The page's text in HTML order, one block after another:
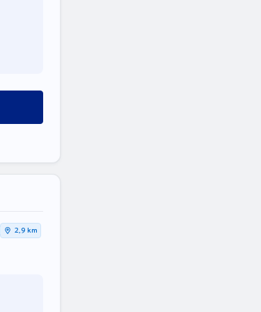
2,9 km